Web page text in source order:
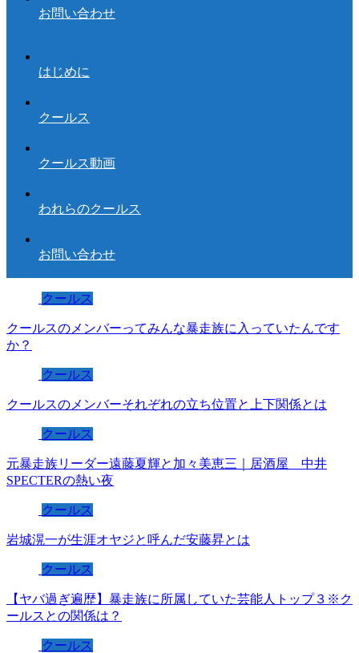
お問い合わせ
はじめに
クールス
クールス動画
われらのクールス
お問い合わせ
クールス
クールスのメンバーってみんな暴走族に入っていたんです
か？
クールス
クールスのメンバーそれぞれの立ち位置と上下関係とは
クールス
元暴走族リーダー遠藤夏輝と加々美恵三｜居酒屋 中井
SPECTERの熱い夜
クールス
岩城滉一が生涯オヤジと呼んだ安藤昇とは
クールス
【ヤバ過ぎ遍歴】暴走族に所属していた芸能人トップ３※ク
ールスとの関係は？
クールス